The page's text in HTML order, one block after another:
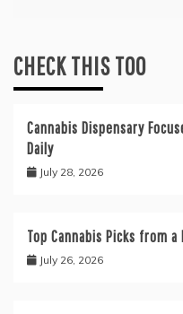
CHECK THIS TOO
Cannabis Dispensary
Daily
July 28, 2026
Top Cannabis Picks from a
July 26, 2026